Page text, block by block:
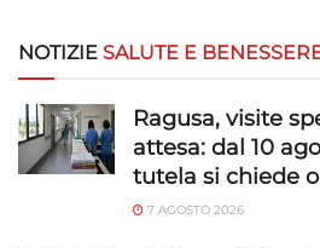
NOTIZIE SALUTE E
Ragusa, visite
attesa: dal 10
tutela si chiede
7 AGOSTO 2026